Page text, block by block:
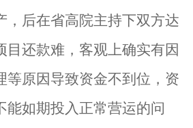
，后在省高院主持下双方达
目还款难，客观上确实有因
等原因导致资金不到位，资
能如期投入正常营运的问